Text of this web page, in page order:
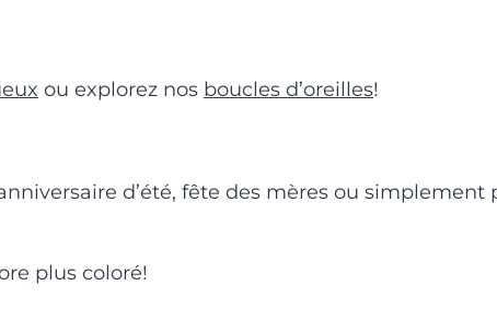
ou explorez nos boucles d’oreilles!
d’été, fête des mères ou simplement
plus coloré!